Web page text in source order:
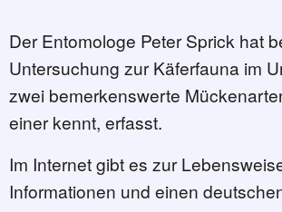
30 Geschichten zu 30
32 - Mit Krokussen
31 - Kleiner Kater -
30 - Der Garten –
28 - Ein
27 - Von der
Der Entomologe Peter Sprick hat
Untersuchung zur Käferfauna im
zwei bemerkenswerte
einer kennt, erfasst.
Im Internet gibt es zur
Informationen und einen